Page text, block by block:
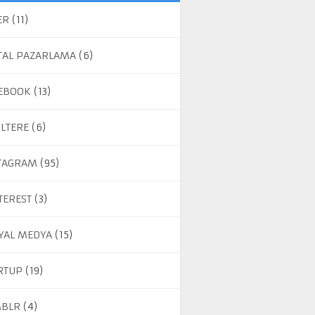
(11)
PAZARLAMA (6)
(13)
(6)
(95)
(3)
MEDYA (15)
(19)
(4)